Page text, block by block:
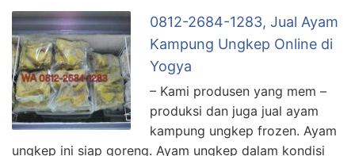
0812-2684-1283, Jual Ayam
Kampung Ungkep Online di
Yogya
– Kami produsen yang mem –
produksi dan juga jual ayam
kampung ungkep frozen. Ayam
ungkep ini siap goreng. Ayam ungkep dalam kondisi